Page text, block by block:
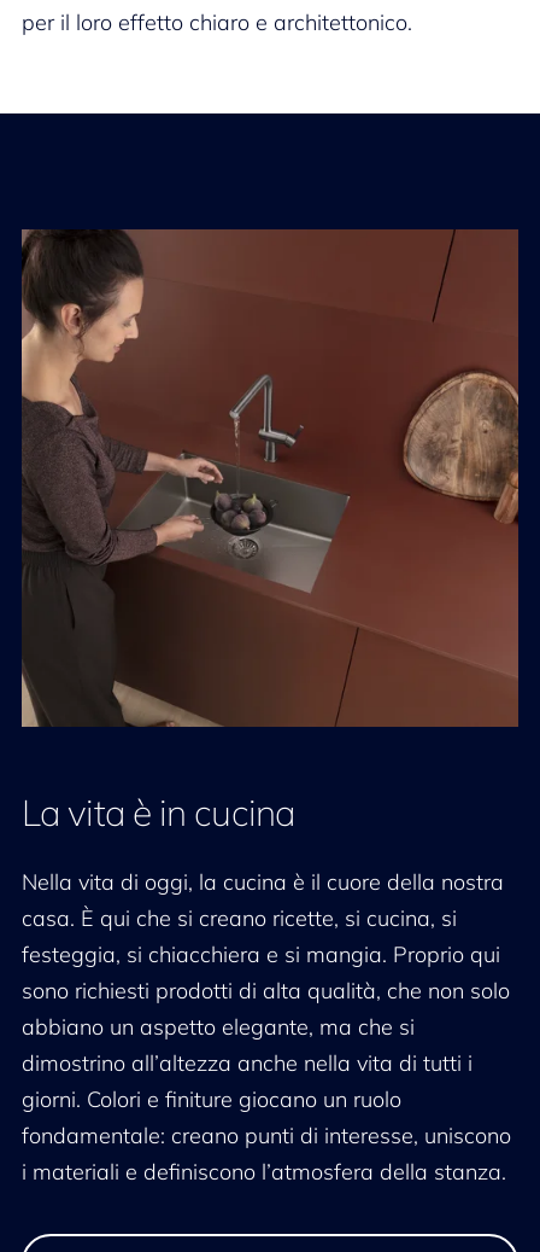
per il loro effetto chiaro e architettonico.
La vita è in cucina
Nella vita di oggi, la cucina è il cuore della nostra
casa. È qui che si creano ricette, si cucina, si
festeggia, si chiacchiera e si mangia. Proprio qui
sono richiesti prodotti di alta qualità, che non solo
abbiano un aspetto elegante, ma che si
dimostrino all’altezza anche nella vita di tutti i
giorni. Colori e finiture giocano un ruolo
fondamentale: creano punti di interesse, uniscono
i materiali e definiscono l’atmosfera della stanza.